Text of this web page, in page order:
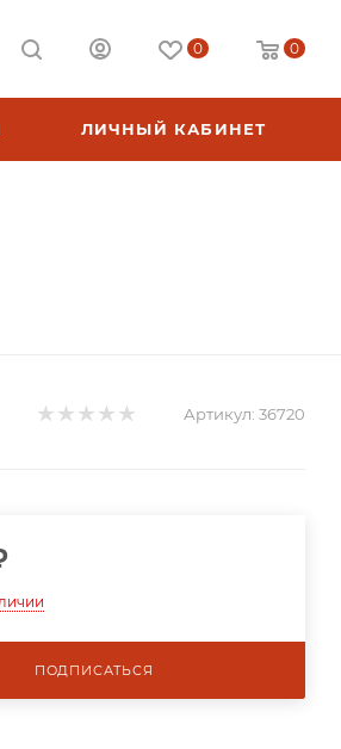
0 0
ЛИЧНЫЙ КАБИНЕТ
Артикул: 36720
ПОДПИСАТЬСЯ